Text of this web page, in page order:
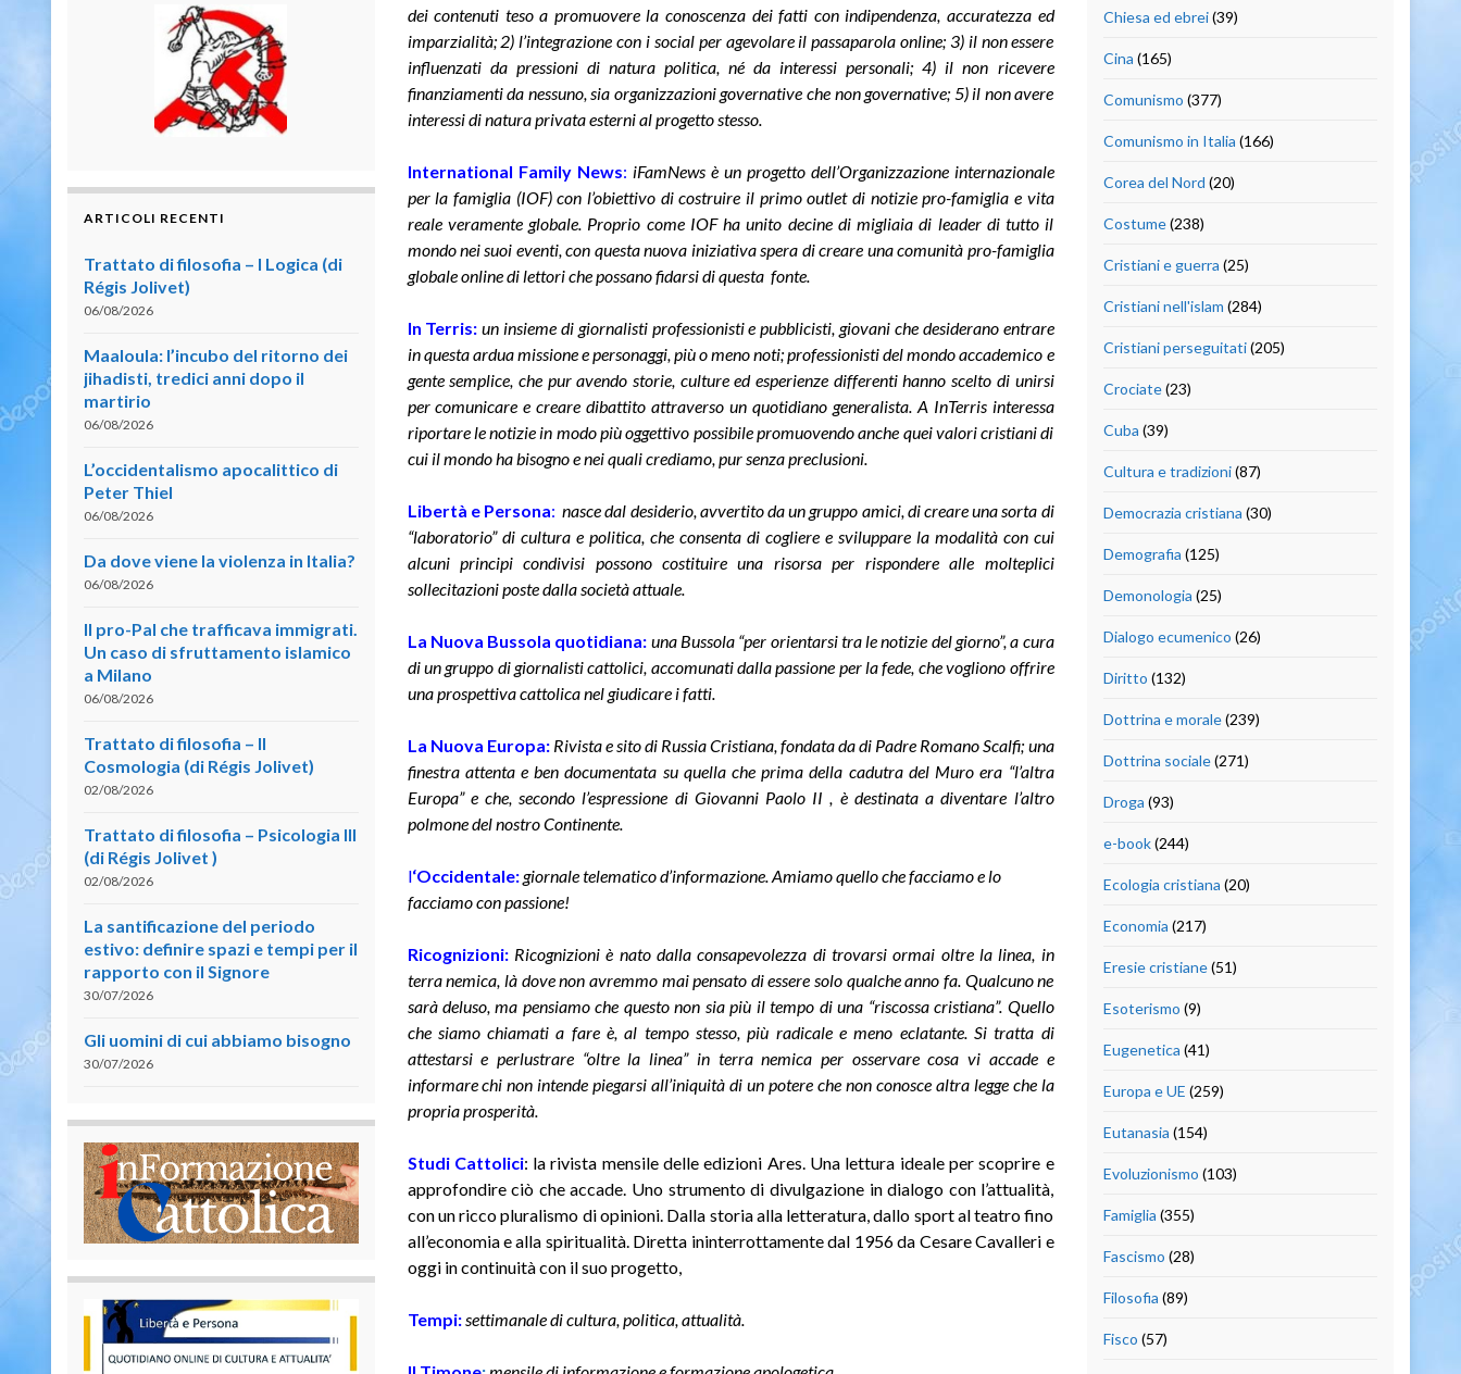
dei contenuti teso a promuovere la conoscenza dei fatti con indipendenza, accuratezza ed
imparzialità; 2) l’integrazione con i social per agevolare il passaparola online; 3) il non essere
influenzati da pressioni di natura politica, né da interessi personali; 4) il non ricevere
finanziamenti da nessuno, sia organizzazioni governative che non governative; 5) il non avere
interessi di natura privata esterni al progetto stesso.
International Family News: iFamNews è un progetto dell’Organizzazione internazionale
per la famiglia(IOF) con l’obiettivo di costruire il primo outlet di notizie pro-famiglia e vita
reale veramente globale. Proprio come IOF ha unito decine di migliaia di leader di tutto il
mondo nei suoi eventi, con questa nuova iniziativa spera di creare una comunità pro-famiglia
globale online di lettori che possano fidarsi di questa fonte.
In Terris: un insieme di giornalisti professionisti e pubblicisti, giovani che desiderano entrare
in questa ardua missione e personaggi, più o meno noti; professionisti del mondo accademico e
gente semplice, che pur avendo storie, culture ed esperienze differenti hanno scelto di unirsi
per comunicare e creare dibattito attraverso un quotidiano generalista. A InTerris interessa
riportare le notizie in modo più oggettivo possibile promuovendo anche quei valori cristiani di
cui il mondo ha bisogno e nei quali crediamo, pur senza preclusioni.
Libertà e Persona: nasce dal desiderio, avvertito da un gruppo amici, di creare una sorta di
“laboratorio” di cultura e politica, che consenta di cogliere e sviluppare la modalità con cui
alcuni principi condivisi possono costituire una risorsa per rispondere alle molteplici
sollecitazioni poste dalla società attuale.
La Nuova Bussola quotidiana: una Bussola “per orientarsi tra le notizie del giorno”, a cura
di un gruppo di giornalisti cattolici, accomunati dalla passione per la fede, che vogliono offrire
una prospettiva cattolica nel giudicare i fatti.
La Nuova Europa: Rivista e sito di Russia Cristiana, fondata da di Padre Romano Scalfi; una
finestra attenta e ben documentata su quella che prima della cadutra del Muro era “l’altra
Europa” e che, secondo l’espressione di Giovanni Paolo II , è destinata a diventare l’altro
polmone del nostro Continente.
l‘Occidentale:giornale telematico d’informazione. Amiamo quello che facciamo e lo
facciamo con passione!
Ricognizioni: Ricognizioni è nato dalla consapevolezza di trovarsi ormai oltre la linea, in
terra nemica, là dove non avremmo mai pensato di essere solo qualche anno fa. Qualcuno ne
sarà deluso, ma pensiamo che questo non sia più il tempo di una “riscossa cristiana”. Quello
che siamo chiamati a fare è, al tempo stesso, più radicale e meno eclatante. Si tratta di
attestarsi e perlustrare “oltre la linea” in terra nemica per osservare cosa vi accade e
informare chi non intende piegarsi all’iniquità di un potere che non conosce altra legge che la
propria prosperità.
Studi Cattolici: la rivista mensile delle edizioni Ares. Una lettura ideale per scoprire e
approfondire ciò che accade. Uno strumento di divulgazione in dialogo con l’attualità,
con un ricco pluralismo di opinioni. Dalla storia alla letteratura, dallo sport al teatro fino
all’economia e alla spiritualità. Diretta ininterrottamente dal 1956 da Cesare Cavalleri e
oggi in continuità con il suo progetto,
Tempi: settimanale di cultura, politica, attualità.
ARTICOLI RECENTI
Trattato di filosofia – I Logica (di
Régis Jolivet)
06/08/2026
Maaloula: l’incubo del ritorno dei
jihadisti, tredici anni dopo il
martirio
06/08/2026
L’occidentalismo apocalittico di
Peter Thiel
06/08/2026
Da dove viene la violenza in Italia?
06/08/2026
Il pro-Pal che trafficava immigrati.
Un caso di sfruttamento islamico
a Milano
06/08/2026
Trattato di filosofia – II
Cosmologia (di Régis Jolivet)
02/08/2026
Trattato di filosofia – Psicologia III
(di Régis Jolivet )
02/08/2026
La santificazione del periodo
estivo: definire spazi e tempi per il
rapporto con il Signore
30/07/2026
Gli uomini di cui abbiamo bisogno
30/07/2026
Chiesa ed ebrei(39)
Cina (165)
Comunismo (377)
Comunismo in Italia (166)
Corea del Nord (20)
Costume(238)
Cristiani e guerra (25)
Cristiani nell'islam (284)
Cristiani perseguitati(205)
Crociate(23)
Cuba (39)
Cultura e tradizioni(87)
Democrazia cristiana (30)
Demografia (125)
Demonologia (25)
Dialogo ecumenico (26)
Diritto (132)
Dottrina e morale(239)
Dottrina sociale(271)
Droga (93)
e-book(244)
Ecologia cristiana (20)
Economia (217)
Eresie cristiane(51)
Esoterismo (9)
Eugenetica (41)
Europa e UE (259)
Eutanasia (154)
Evoluzionismo (103)
Famiglia (355)
Fascismo (28)
Filosofia (89)
Fisco (57)